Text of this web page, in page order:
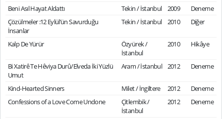
Beni Asıl Hayat Aldattı Tekin / İstanbul 2009
Deneme
Çözülmeler :12 Eylül’ün Savurduğu
İnsanlar
Tekin / İstanbul 2010 Diğer
Kalp De Yürür
Özyürek /
İstanbul
2010 Hikâye
Bi Xatirê Te Hêviya Durû/Elveda İki Yüzlü
Umut
Aram / İstanbul 2012 Deneme
Kind-Hearted Sinners Milet / İngiltere 2012
Deneme
Confessions of a Love Come Undone
Çitlembik /
İstanbul
2012 Deneme